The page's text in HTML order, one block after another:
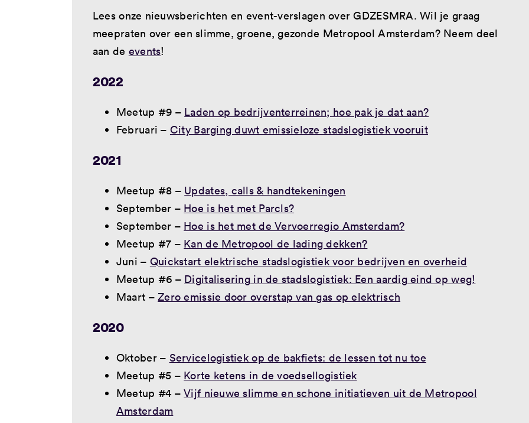
Lees onze nieuwsberichten en event-verslagen over GDZESMRA. Wil je graag
meepraten over een slimme, groene, gezonde Metropool Amsterdam? Neem deel
aan de events!
2022
Meetup #9 – Laden op bedrijventerreinen; hoe pak je dat aan?
Februari – City Barging duwt emissieloze stadslogistiek vooruit
2021
Meetup #8 – Updates, calls & handtekeningen
September – Hoe is het met Parcls?
September – Hoe is het met de Vervoerregio Amsterdam?
Meetup #7 – Kan de Metropool de lading dekken?
Juni – Quickstart elektrische stadslogistiek voor bedrijven en overheid
Meetup #6 – Digitalisering in de stadslogistiek: Een aardig eind op weg!
Maart –Zero emissie door overstap van gas op elektrisch
2020
Oktober – Servicelogistiek op de bakfiets: de lessen tot nu toe
Meetup #5 – Korte ketens in de voedsellogistiek
Meetup #4 –Vijf nieuwe slimme en schone initiatieven uit de Metropool
Amsterdam